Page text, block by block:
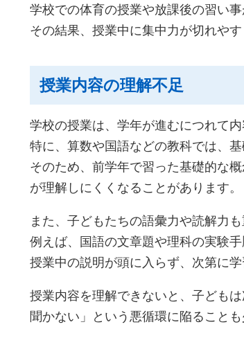
学校での体育の授業や放課後の習い
その結果、授業中に集中力が切れや
授業内容の理解不足
学校の授業は、学年が進むにつれて内
特に、算数や国語などの教科では、
そのため、前学年で習った基礎的な
が理解しにくくなることがあります。
また、子どもたちの語彙力や読解力も
例えば、国語の文章題や理科の実験
授業中の説明が頭に入らず、次第に
授業内容を理解できないと、子ども
聞かない」という悪循環に陥ることも